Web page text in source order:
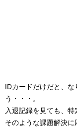
ョ
ン
IDカードだけだと、
う・・・。
入退記録を見ても、特
そのような課題解決に